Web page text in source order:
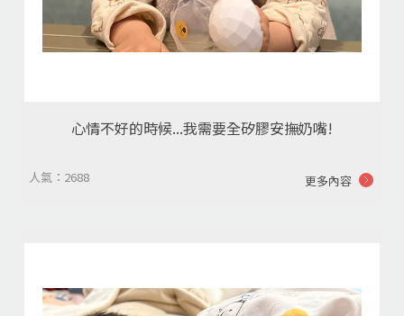
心情不好的時候...我需要全矽膠安撫奶嘴!
人氣：2688 更多內容